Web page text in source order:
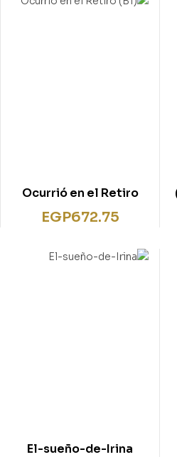
Ocurrió en el Retiro
(B1)
EGP672.75
El-sueño-de-Irina